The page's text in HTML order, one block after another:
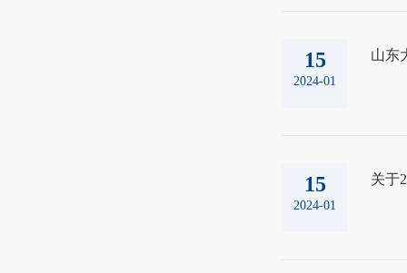
15
2024-01
山东
15
2024-01
关于